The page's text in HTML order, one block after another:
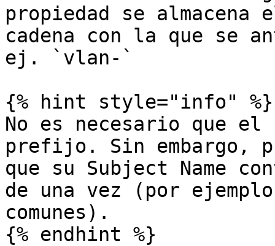
propiedad se
cadena con la que se
ej. `vlan-`
{% hint style="info" %}
No es necesario que el
prefijo. Sin embargo,
que su Subject Name
de una vez (por
comunes).
{% endhint %}